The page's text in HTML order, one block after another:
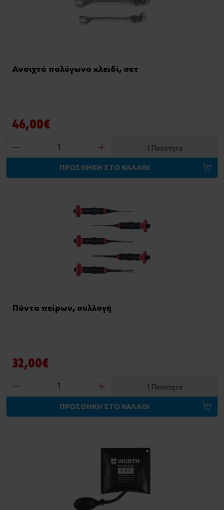
Ανοιχτό πολύγωνο κλειδί, σετ
46,00€
1 Ποσότητα
ΠΡΟΣΘΗΚΗ ΣΤΟ ΚΑΛΑΘΙ
Πόντα πείρων, συλλογή
32,00€
1 Ποσότητα
ΠΡΟΣΘΗΚΗ ΣΤΟ ΚΑΛΑΘΙ